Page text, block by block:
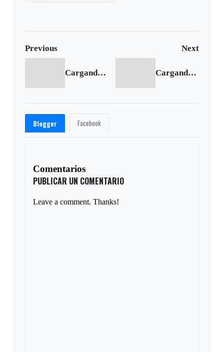
Previous Next
Cargando anterior... Cargando siguiente...
Blogger Facebook
Comentarios
PUBLICAR UN COMENTARIO
Leave a comment. Thanks!